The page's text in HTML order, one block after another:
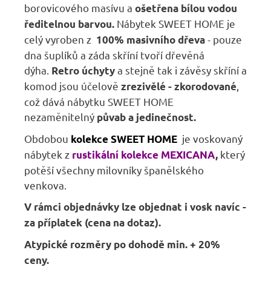
borovicového masívu a ošetřena bílou vodou
ředitelnou barvou. Nábytek SWEET HOME je
celý vyroben z 100% masivního dřeva- pouze
dna šuplíků a záda skříní tvoří dřevěná
dýha. Retro úchytya stejně tak i závěsy skříní a
komod jsou účelově zrezivělé - zkorodované,
což dává nábytku SWEET HOME
nezaměnitelný půvab a jedinečnost.
Obdobou kolekce SWEET HOME je voskovaný
nábytek z rustikální kolekce MEXICANA, který
potěší všechny milovníky španělského
venkova.
V rámci objednávky lze objednat i vosk navíc -
za příplatek (cena na dotaz).
Atypické rozměry po dohodě min. + 20%
ceny.